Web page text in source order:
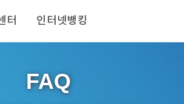
터 인터넷뱅킹
FAQ